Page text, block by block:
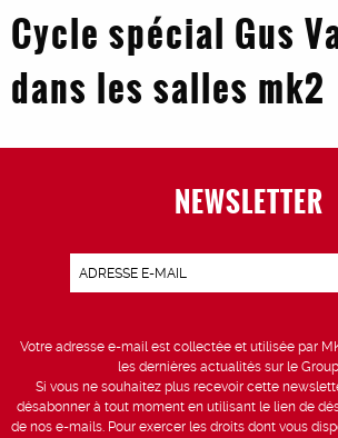
Cycle spécial Gus
dans les salles mk2
NEWSLETTER
Votre adresse e-mail est collectée et utilisée par
les dernières actualités sur le
Si vous ne souhaitez plus recevoir cette
désabonner à tout moment en utilisant le lien de
de nos e-mails. Pour exercer les droits dont vous